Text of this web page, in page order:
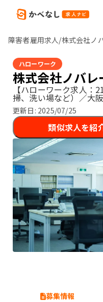
障害者雇用求人/株式会社ノ
ハローワーク
株式会社ノバレ
【ハローワーク求人：
掃、洗い場など）／大
更新日: 2025/07/25
類似求人を紹
募集情報